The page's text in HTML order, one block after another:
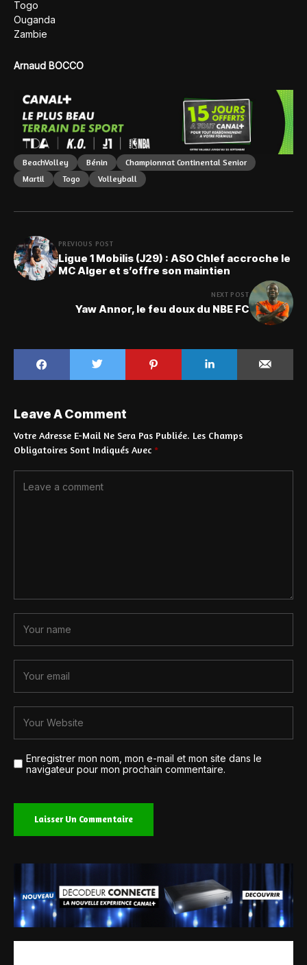
Togo
Ouganda
Zambie
Arnaud BOCCO
BeachVolley Bénin
Championnat Continental Senior
Martil
Togo Volleyball
PREVIOUS POST
Ligue 1 Mobilis (J29) : ASO Chlef accroche le
MC Alger et s’offre son maintien
NEXT POST
Yaw Annor, le feu doux du NBE FC
Leave A Comment
Votre Adresse E-Mail Ne Sera Pas Publiée. Les Champs
Obligatoires Sont Indiqués Avec *
Enregistrer mon nom, mon e-mail et mon site dans le
navigateur pour mon prochain commentaire.